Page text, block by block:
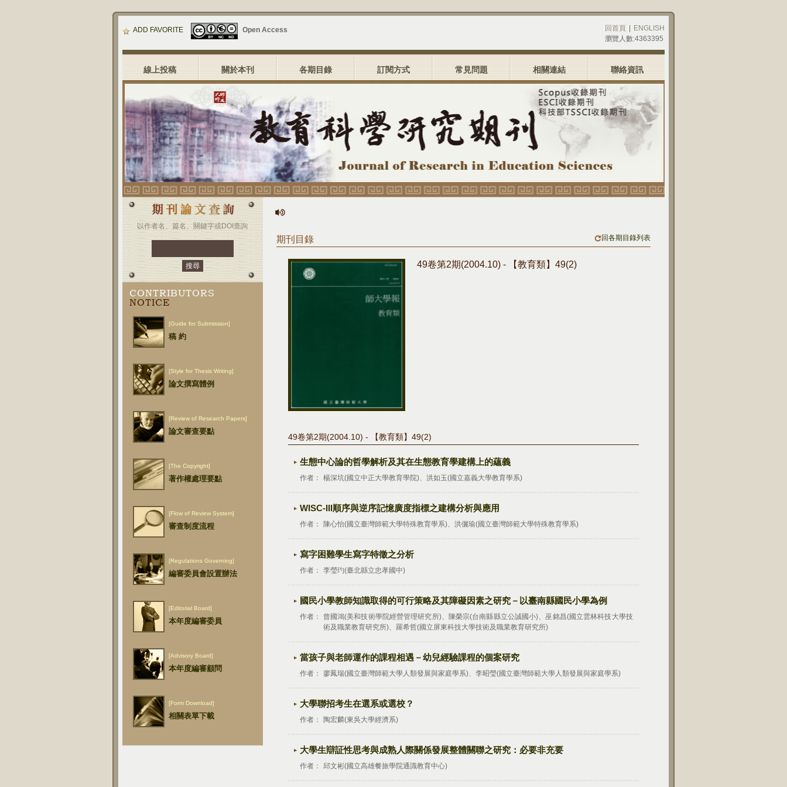
ADD FAVORITE Open Access 回首頁
ENGLISH
瀏覽人數:4363395
線上投稿 關於本刊 各期目錄 訂閱方式 常見問題 相關連結 聯絡資訊
以作者名、篇名、關鍵字或DOI查詢
CONTRIBUTORS
NOTICE
[Guide for Submission]
稿 約
[Style for Thesis Writing]
論文撰寫體例
[Review of Research Papers]
論文審查要點
[The Copyright]
著作權處理要點
[Flow of Review System]
審查制度流程
[Regulations Governing]
編審委員會設置辦法
[Editorial Board]
本年度編審委員
[Advisory Board]
本年度編審顧問
[Form Download]
相關表單下載
期刊目錄 回各期目錄列表
49卷第2期(2004.10) - 【教育類】49(2)
49卷第2期(2004.10) - 【教育類】49(2)
生態中心論的哲學解析及其在生態教育學建構上的蘊義
作者： 楊深坑(國立中正大學教育學院)、洪如玉(國立嘉義大學教育學系)
WISC-III順序與逆序記憶廣度指標之建構分析與應用
作者： 陳心怡(國立臺灣師範大學特殊教育學系)、洪儷瑜(國立臺灣師範大學特殊教育學系)
寫字困難學生寫字特徵之分析
作者： 李瑩玓(臺北縣立忠孝國中)
國民小學教師知識取得的可行策略及其障礙因素之研究－以臺南縣國民小學為例
作者：
曾國鴻(美和技術學院經營管理研究所)、陳榮宗(台南縣縣立公誠國小)、巫銘昌(國立雲林科技大學技
術及職業教育研究所)、羅希哲(國立屏東科技大學技術及職業教育研究所)
當孩子與老師運作的課程相遇－幼兒經驗課程的個案研究
作者： 廖鳳瑞(國立臺灣師範大學人類發展與家庭學系)、李昭瑩(國立臺灣師範大學人類發展與家庭學系)
大學聯招考生在選系或選校？
作者： 陶宏麟(東吳大學經濟系)
大學生辯証性思考與成熟人際關係發展整體關聯之研究：必要非充要
作者： 邱文彬(國立高雄餐旅學院通識教育中心)